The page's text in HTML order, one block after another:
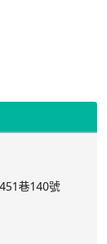
巷140號